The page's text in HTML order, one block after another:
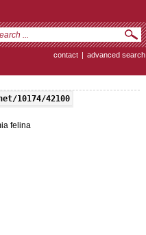
contact | advanced search
10174/42100
felina